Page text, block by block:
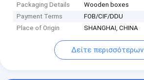
Packaging Details
Wooden boxes
Payment Terms
FOB/CIF/DDU
Place of Origin
SHANGHAI, CHINA
Δείτε περισσότερων